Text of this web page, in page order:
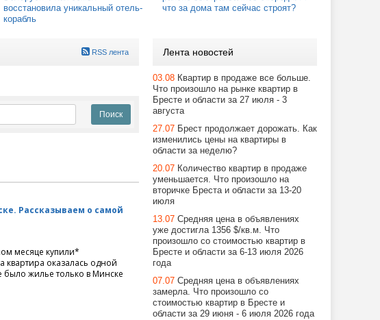
восстановила уникальный отель-
корабль
что за дома там сейчас строят?
RSS лента
Рассказываем о самой
месяце купили*
квартира оказалась одной
жилье только в Минске
Лента новостей
03.08 Квартир в продаже все больше.
Что произошло на рынке квартир в
Бресте и области за 27 июля - 3
августа
27.07 Брест продолжает дорожать. Как
изменились цены на квартиры в
области за неделю?
20.07 Количество квартир в продаже
уменьшается. Что произошло на
вторичке Бреста и области за 13-20
июля
13.07 Средняя цена в объявлениях
уже достигла 1356 $/кв.м. Что
произошло со стоимостью квартир в
Бресте и области за 6-13 июля 2026
года
07.07 Средняя цена в объявлениях
замерла. Что произошло со
стоимостью квартир в Бресте и
области за 29 июня - 6 июля 2026 года